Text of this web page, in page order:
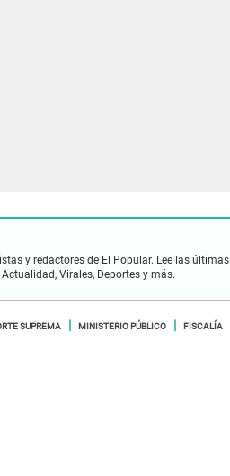
y redactores de El Popular. Lee las últimas
Virales, Deportes y más.
SUPREMA MINISTERIO PÚBLICO
FISCALÍA